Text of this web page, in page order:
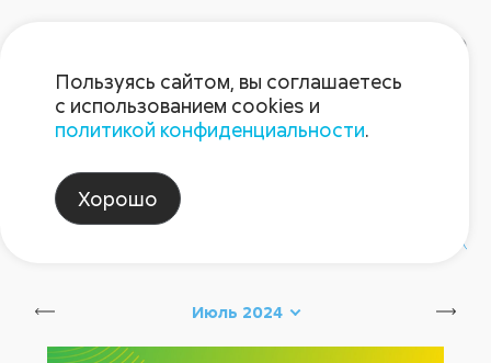
Блог Августа
Июль 2024
Пользуясь сайтом, вы соглашаетесь
с использованием cookies и
политикой конфиденциальности.
Хорошо